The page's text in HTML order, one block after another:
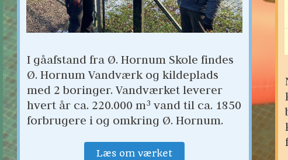
I gåafstand fra Ø. Hornum Skole findes
Ø. Hornum Vandværk og kildeplads
med 2 boringer. Vandværket leverer
hvert år ca. 220.000 m³ vand til ca. 1850
forbrugere i og omkring Ø. Hornum.
Læs om værket